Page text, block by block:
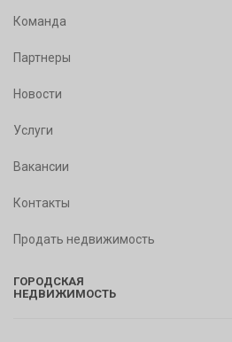
Команда
Партнеры
Новости
Услуги
Вакансии
Контакты
Продать недвижимость
ГОРОДСКАЯ
НЕДВИЖИМОСТЬ